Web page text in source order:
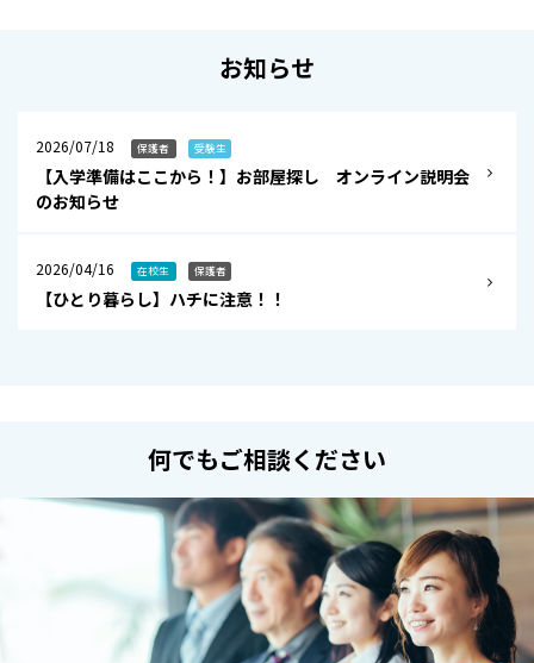
お知らせ
2026/07/18 保護者 受験生
【入学準備はここから！】お部屋探し オンライン説明会
のお知らせ
2026/04/16 在校生 保護者
【ひとり暮らし】ハチに注意！！
何でもご相談ください